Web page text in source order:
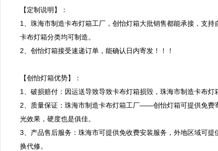
【定制说明】：
1、珠海市制造卡布灯箱工厂，创怡灯箱大批销售都能承接，支
卡布灯箱分类均可制造。
2、创怡灯箱接受速递订单，能确认日内寄发！！！
【创怡灯箱优势】：
1、破损赔付：因运送导致导致卡布灯箱损毁，珠海市制造卡布
2、质量保证：珠海市制造卡布灯箱工厂——创怡灯箱可提供免费
光效果，硬度也是俱佳。
3、产品售后服务：珠海市可提供免收费安装服务，外地区域可
换代修。